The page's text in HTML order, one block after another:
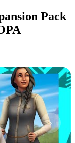
Pack